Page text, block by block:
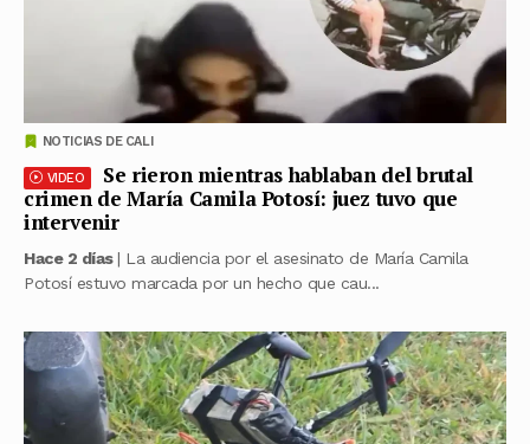
NOTICIAS DE CALI
VIDEO
Se rieron mientras hablaban del brutal
crimen de María Camila Potosí: juez tuvo que
intervenir
Hace 2 días| La audiencia por el asesinato de María Camila
Potosí estuvo marcada por un hecho que cau...